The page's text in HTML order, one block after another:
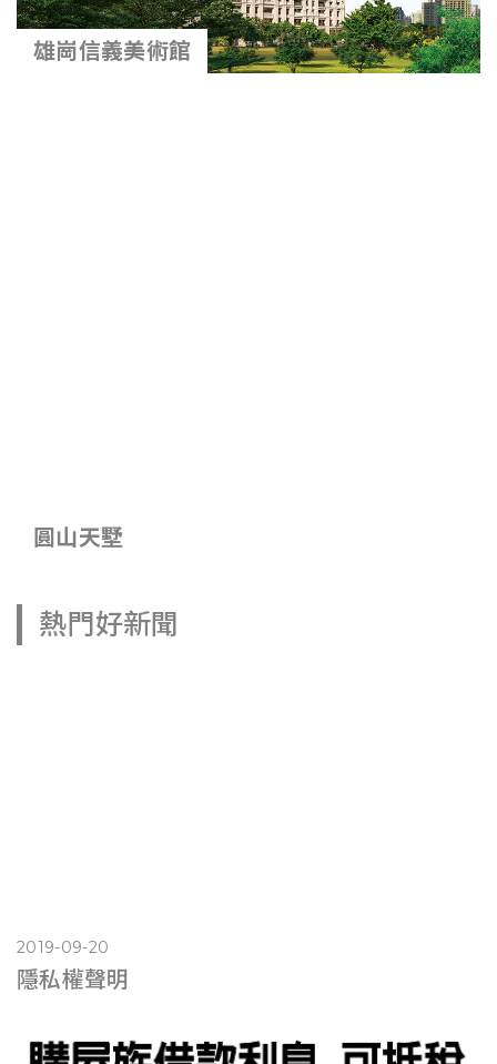
雄崗信義美術館
圓山天墅
熱門好新聞
2019-09-20
隱私權聲明